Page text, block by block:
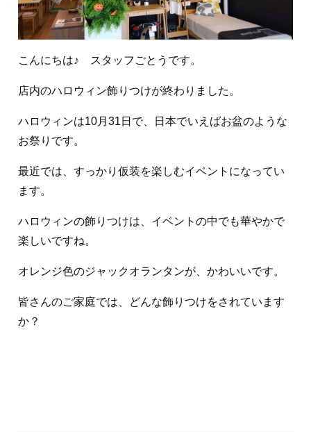
こんにちは♪ スタッフごとうです。
店内のハロウィン飾りつけが終わりました。
ハロウィンは10月31日で、日本でいえばお盆のような
お祭りです。
最近では、すっかり仮装を楽しむイベントになってい
ます。
ハロウィンの飾りつけは、イベントの中でも華やかで
楽しいですね。
オレンジ色のジャックオランタンが、かわいいです。
皆さんのご家庭では、どんな飾りつけをされています
か？